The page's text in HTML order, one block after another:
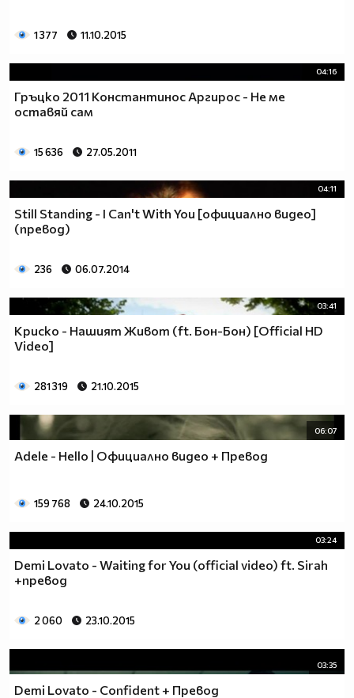
1 377 11.10.2015
04:16
Гръцко 2011 Константинос Аргирос - Не ме
оставяй сам
15 636 27.05.2011
04:11
Still Standing - I Can't With You [официално видео]
(превод)
236 06.07.2014
03:41
Криско - Нашият Живот (ft. Бон-Бон) [Official HD
Video]
281 319 21.10.2015
06:07
Adele - Hello | Официално видео + Превод
159 768 24.10.2015
03:24
Demi Lovato - Waiting for You (official video) ft. Sirah
+превод
2 060 23.10.2015
03:35
Demi Lovato - Confident + Превод